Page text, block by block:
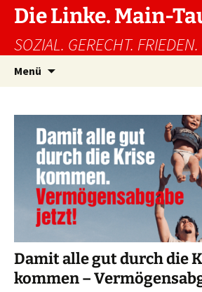
Zum
Inhalt
springen
Die Linke. Main-
SOZIAL. GERECHT.
Menü
Damit alle gut durch die
kommen –